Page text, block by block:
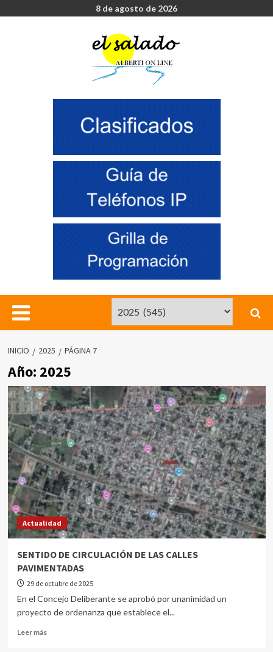
8 de agosto de 2026
INICIO 2025 PÁGINA 7
Año: 2025
Actualidad
SENTIDO DE CIRCULACIÓN DE LAS CALLES
PAVIMENTADAS
29 de octubre de 2025
En el Concejo Deliberante se aprobó por unanimidad un
proyecto de ordenanza que establece el...
Leer más